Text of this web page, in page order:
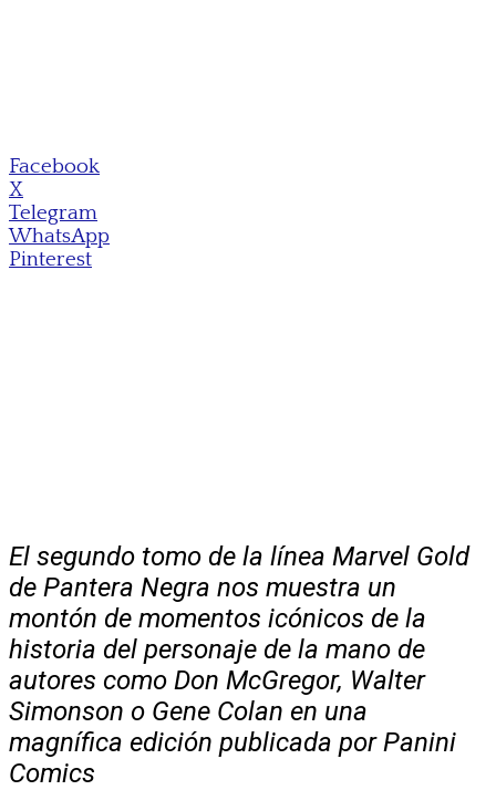
Facebook
X
Telegram
WhatsApp
Pinterest
El segundo tomo de la línea Marvel Gold
de Pantera Negra nos muestra un
montón de momentos icónicos de la
historia del personaje de la mano de
autores como Don McGregor, Walter
Simonson o Gene Colan en una
magnífica edición publicada por Panini
Comics